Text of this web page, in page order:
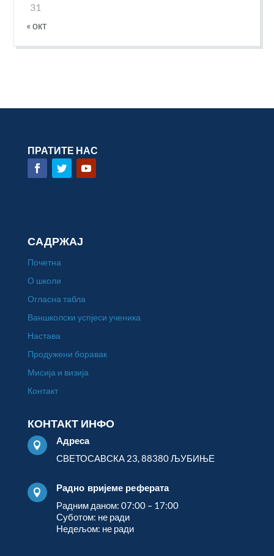
31
« окт
ПРАТИТЕ НАС
САДРЖАЈ
Почетна
О школи
Огласна табла
Ваншколски успјеси ученика
Настава
Продужени боравак
Мисија и визија
Контакт
КОНТАКТ ИНФО

Адреса
СВЕТОСАВСКА 23, 88380 ЉУБИЊЕ

Радно вријеме реферата
Радним даном: 07:00 – 17:00
Суботом: не ради
Недељом: не ради